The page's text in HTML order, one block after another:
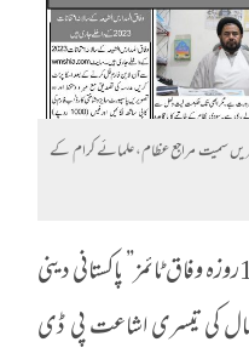
سمیت مراجع عظام،علمائے کرام کے
وفاق ٹائمز کی رپورٹ کے مطابق،15روزہ وفاق ٹائمز” پاکستانی دینی
کی تیسری اشاعت پی ڈی